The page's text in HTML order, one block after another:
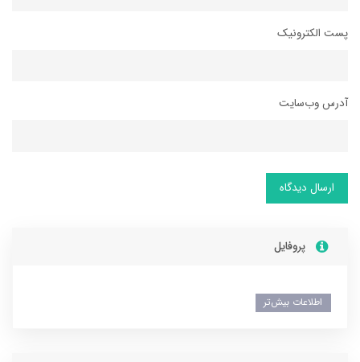
پست الکترونیک
آدرس وب‌سایت
ارسال دیدگاه
پروفایل
اطلاعات بیش‌تر